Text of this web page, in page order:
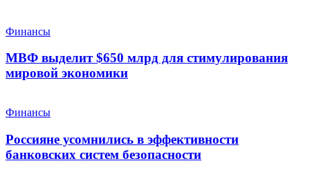
Финансы
МВФ выделит $650 млрд для стимулирования
мировой экономики
Финансы
Россияне усомнились в эффективности
банковских систем безопасности